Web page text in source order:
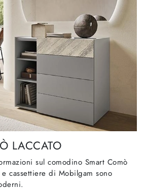
LACCATO
sul comodino Smart Comò
cassettiere di Mobilgam sono